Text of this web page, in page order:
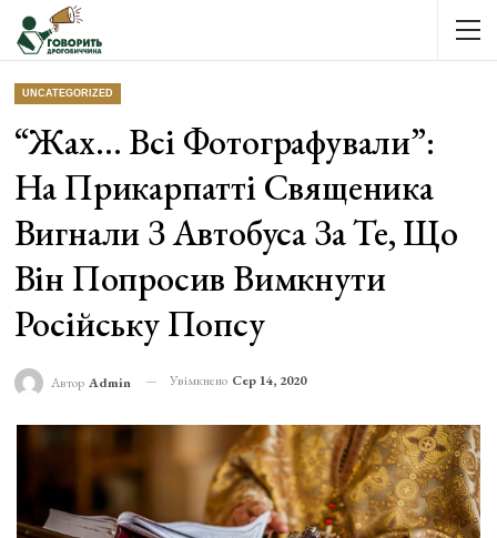
UNCATEGORIZED
“Жах… Всі Фотографували”:
На Прикарпатті Священика
Вигнали З Автобуса За Те, Що
Він Попросив Вимкнути
Російську Попсу
Автор Admin Увімкнено Сер 14, 2020